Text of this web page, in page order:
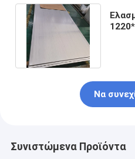
Να
Συνιστώμενα Προϊόντα